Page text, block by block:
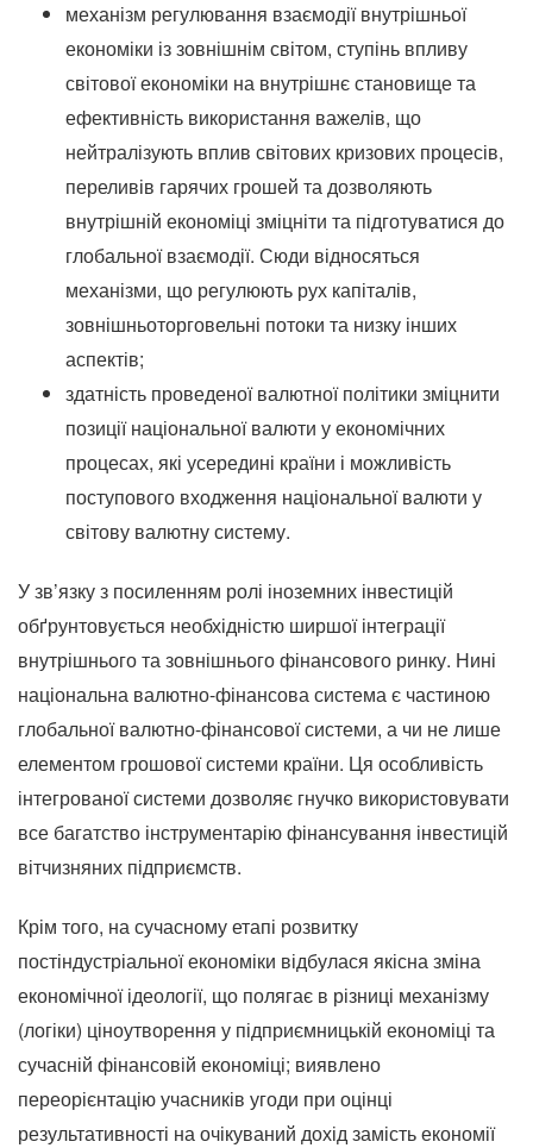
механізм регулювання взаємодії внутрішньої
економіки із зовнішнім світом, ступінь впливу
світової економіки на внутрішнє становище та
ефективність використання важелів, що
нейтралізують вплив світових кризових процесів,
переливів гарячих грошей та дозволяють
внутрішній економіці зміцніти та підготуватися до
глобальної взаємодії. Сюди відносяться
механізми, що регулюють рух капіталів,
зовнішньоторговельні потоки та низку інших
аспектів;
здатність проведеної валютної політики зміцнити
позиції національної валюти у економічних
процесах, які усередині країни і можливість
поступового входження національної валюти у
світову валютну систему.
У зв’язку з посиленням ролі іноземних інвестицій
обґрунтовується необхідністю ширшої інтеграції
внутрішнього та зовнішнього фінансового ринку. Нині
національна валютно-фінансова система є частиною
глобальної валютно-фінансової системи, а чи не лише
елементом грошової системи країни. Ця особливість
інтегрованої системи дозволяє гнучко використовувати
все багатство інструментарію фінансування інвестицій
вітчизняних підприємств.
Крім того, на сучасному етапі розвитку
постіндустріальної економіки відбулася якісна зміна
економічної ідеології, що полягає в різниці механізму
(логіки) ціноутворення у підприємницькій економіці та
сучасній фінансовій економіці; виявлено
переорієнтацію учасників угоди при оцінці
результативності на очікуваний дохід замість економії